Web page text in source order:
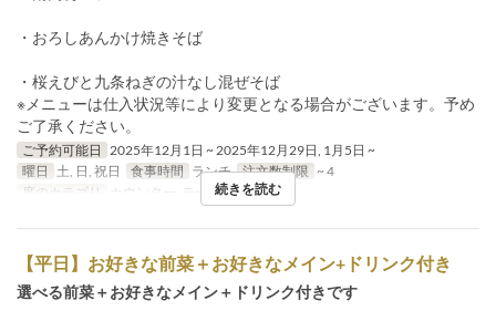
・おろしあんかけ焼きそば
・桜えびと九条ねぎの汁なし混ぜそば
※メニューは仕入状況等により変更となる場合がございます。予め
ご了承ください。
ご予約可能日 2025年12月1日 ~ 2025年12月29日, 1月5日 ~
曜日
土, 日, 祝日 食事時間 ランチ 注文数制限 ~ 4
席のカテゴリ
カウンター, テーブル続きを読む
【平日】お好きな前菜＋お好きなメイン+ドリンク付き
選べる前菜＋お好きなメイン＋ドリンク付きです